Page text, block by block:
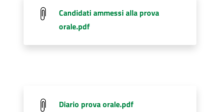
Candidati ammessi alla prova
orale.pdf
Diario prova orale.pdf